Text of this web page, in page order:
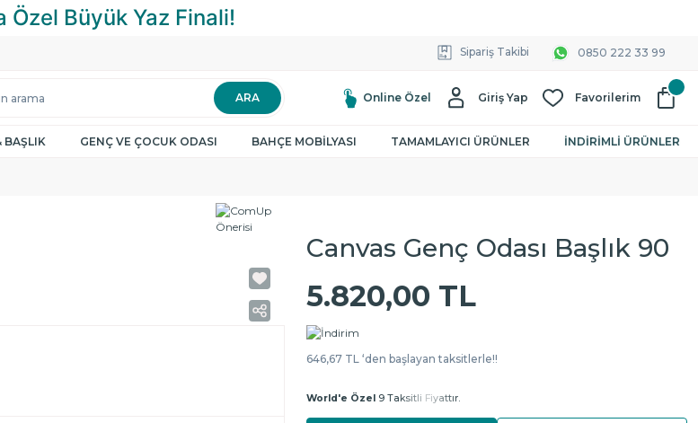
Sipariş Takibi 0850 222 33 99
ARA Online Özel Giriş Yap Favorilerim
BAŞLIK GENÇ VE ÇOCUK ODASI BAHÇE MOBİLYASI TAMAMLAYICI ÜRÜNLER İNDİRİMLİ ÜRÜNLER
Canvas Genç Odası Başlık 90
5.820,00 TL
646,67 TL ‘den başlayan taksitlerle!!
World'e Özel 9 Taksitli Fiyattır.